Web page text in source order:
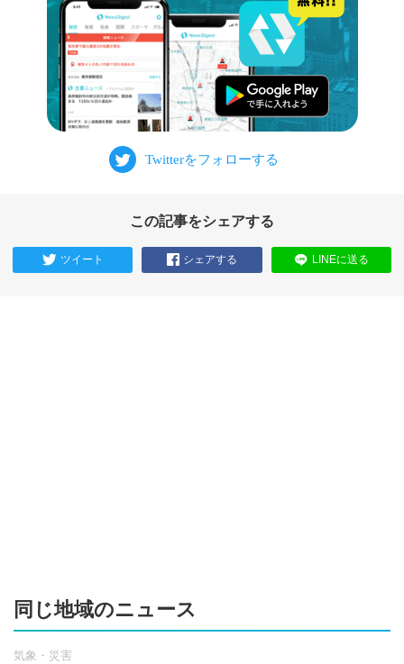
この記事をシェアする
ツイート シェアする LINEに送る
同じ地域のニュース
気象・災害